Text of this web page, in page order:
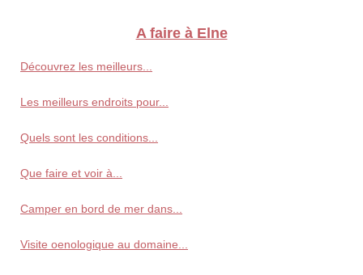
A faire à Elne
Découvrez les meilleurs...
Les meilleurs endroits pour...
Quels sont les conditions...
Que faire et voir à...
Camper en bord de mer dans...
Visite oenologique au domaine...